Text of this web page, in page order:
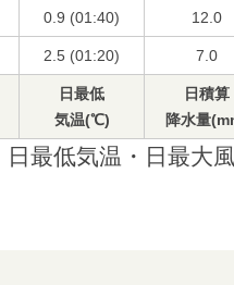
0.9 (01:40) 12.0
2.5 (01:20) 7.0
日最低
気温(℃)
日積算
降水量
最低気温・日最大